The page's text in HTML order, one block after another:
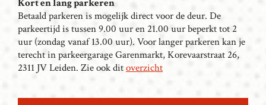
E
Kort en lang parkeren
Betaald parkeren is mogelijk direct voor de deur. De
parkeertijd is tussen 9.00 uur en 21.00 uur beperkt tot 2
uur (zondag vanaf 13.00 uur). Voor langer parkeren kan je
terecht in parkeergarage Garenmarkt, Korevaarstraat 26,
2311 JV Leiden. Zie ook ditoverzicht